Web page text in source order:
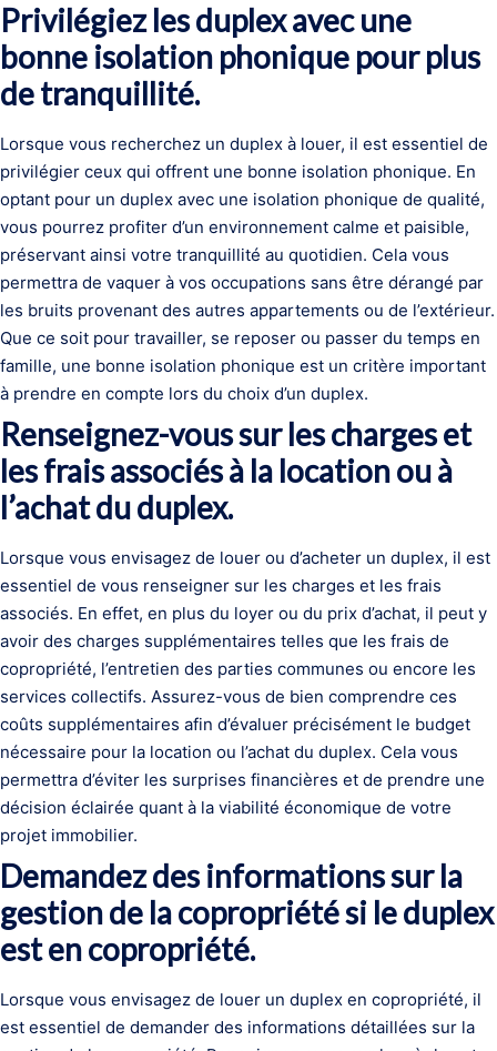
Privilégiez les duplex avec une
bonne isolation phonique pour plus
de tranquillité.
Lorsque vous recherchez un duplex à louer, il est essentiel de
privilégier ceux qui offrent une bonne isolation phonique. En
optant pour un duplex avec une isolation phonique de qualité,
vous pourrez profiter d’un environnement calme et paisible,
préservant ainsi votre tranquillité au quotidien. Cela vous
permettra de vaquer à vos occupations sans être dérangé par
les bruits provenant des autres appartements ou de l’extérieur.
Que ce soit pour travailler, se reposer ou passer du temps en
famille, une bonne isolation phonique est un critère important
à prendre en compte lors du choix d’un duplex.
Renseignez-vous sur les charges et
les frais associés à la location ou à
l’achat du duplex.
Lorsque vous envisagez de louer ou d’acheter un duplex, il est
essentiel de vous renseigner sur les charges et les frais
associés. En effet, en plus du loyer ou du prix d’achat, il peut y
avoir des charges supplémentaires telles que les frais de
copropriété, l’entretien des parties communes ou encore les
services collectifs. Assurez-vous de bien comprendre ces
coûts supplémentaires afin d’évaluer précisément le budget
nécessaire pour la location ou l’achat du duplex. Cela vous
permettra d’éviter les surprises financières et de prendre une
décision éclairée quant à la viabilité économique de votre
projet immobilier.
Demandez des informations sur la
gestion de la copropriété si le duplex
est en copropriété.
Lorsque vous envisagez de louer un duplex en copropriété, il
est essentiel de demander des informations détaillées sur la